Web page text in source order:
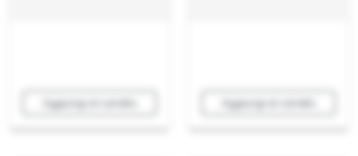
Aggiungi al carrello Aggiungi al carrello